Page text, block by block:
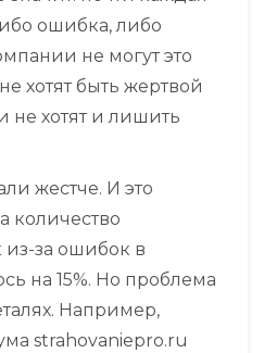
ошибка, либо
не могут это
хотят быть жертвой
хотят и лишить
жестче. И это
количество
из-за ошибок в
на 15%. Но проблема
Например,
strahovaniepro.ru